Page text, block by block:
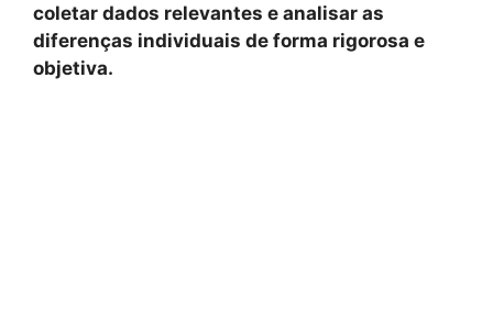
coletar dados relevantes e analisar as
diferenças individuais de forma rigorosa e
objetiva.